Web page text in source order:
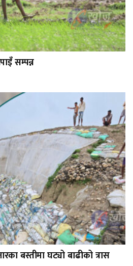
सम्पन्न
बस्तीमा घट्यो बाढीको त्रास